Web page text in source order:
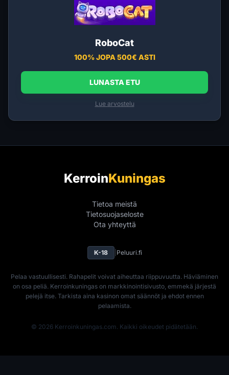
RoboCat
100% JOPA 500€ ASTI
LUNASTA ETU
Lue arvostelu
KerroinKuningas
Tietoa meistä
Tietosuojaseloste
Ota yhteyttä
K-18 Peluuri.fi
Pelaa vastuullisesti. Rahapelit voivat aiheuttaa riippuvuutta. Häviäminen
on osa peliä. Kerroinkuningas on markkinointisivusto, emmekä järjestä
pelejä itse. Tarkista aina kasinon omat säännöt ja ehdot ennen
pelaamista.
© 2026 Kerroinkuningas.com. Kaikki oikeudet pidätetään.